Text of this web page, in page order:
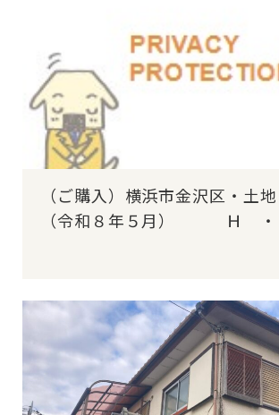
（ご購入）横浜市金沢区・土
（令和８年５月） Ｈ